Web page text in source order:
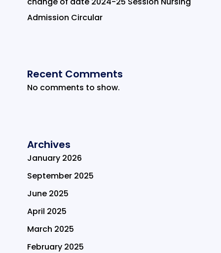
Admission Circular
Recent Comments
No comments to show.
Archives
January 2026
September 2025
June 2025
April 2025
March 2025
February 2025